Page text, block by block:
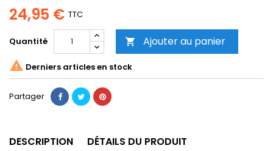
24,95 € TTC
Quantité  Ajouter au panier
 Derniers articles en stock
Partager
DESCRIPTION DÉTAILS DU PRODUIT